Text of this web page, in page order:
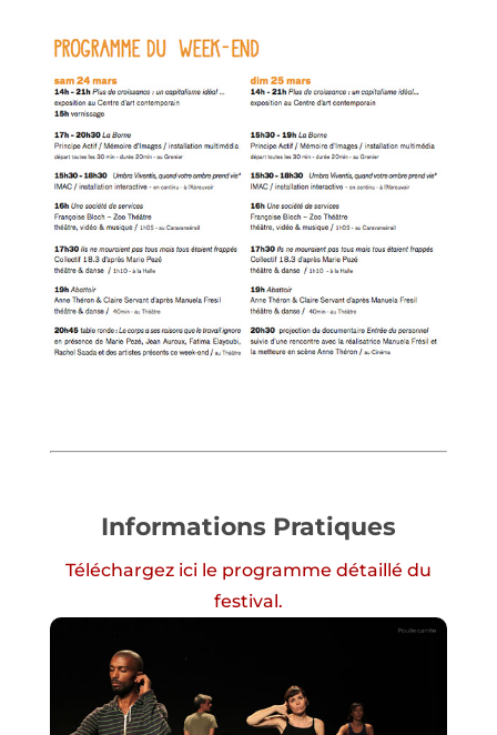
Informations Pratiques
Téléchargez ici le programme détaillé du
festival.